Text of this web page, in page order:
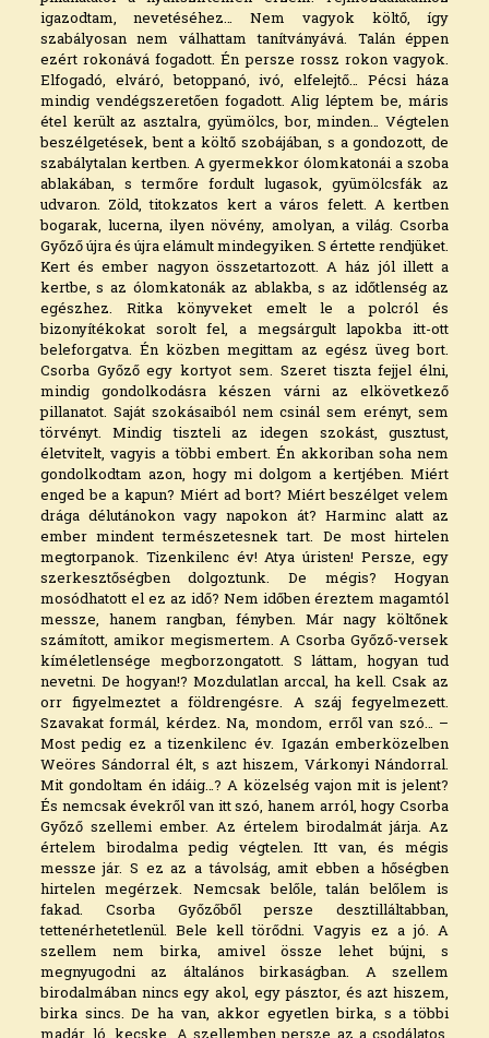
igazodtam, nevetéséhez… Nem vagyok költő, így
szabályosan nem válhattam tanítványává. Talán éppen
ezért rokonává fogadott. Én persze rossz rokon vagyok.
Elfogadó, elváró, betoppanó, ivó, elfelejtő… Pécsi háza
mindig vendégszeretően fogadott. Alig léptem be, máris
étel került az asztalra, gyümölcs, bor, minden… Végtelen
beszélgetések, bent a költő szobájában, s a gondozott, de
szabálytalan kertben. A gyermekkor ólomkatonái a szoba
ablakában, s termőre fordult lugasok, gyümölcsfák az
udvaron. Zöld, titokzatos kert a város felett. A kertben
bogarak, lucerna, ilyen növény, amolyan, a világ. Csorba
Győző újra és újra elámult mindegyiken. S értette rendjüket.
Kert és ember nagyon összetartozott. A ház jól illett a
kertbe, s az ólomkatonák az ablakba, s az időtlenség az
egészhez. Ritka könyveket emelt le a polcról és
bizonyítékokat sorolt fel, a megsárgult lapokba itt-ott
beleforgatva. Én közben megittam az egész üveg bort.
Csorba Győző egy kortyot sem. Szeret tiszta fejjel élni,
mindig gondolkodásra készen várni az elkövetkező
pillanatot. Saját szokásaiból nem csinál sem erényt, sem
törvényt. Mindig tiszteli az idegen szokást, gusztust,
életvitelt, vagyis a többi embert. Én akkoriban soha nem
gondolkodtam azon, hogy mi dolgom a kertjében. Miért
enged be a kapun? Miért ad bort? Miért beszélget velem
drága délutánokon vagy napokon át? Harminc alatt az
ember mindent természetesnek tart. De most hirtelen
megtorpanok. Tizenkilenc év! Atya úristen! Persze, egy
szerkesztőségben dolgoztunk. De mégis? Hogyan
mosódhatott el ez az idő? Nem időben éreztem magamtól
messze, hanem rangban, fényben. Már nagy költőnek
számított, amikor megismertem. A Csorba Győző-versek
kíméletlensége megborzongatott. S láttam, hogyan tud
nevetni. De hogyan!? Mozdulatlan arccal, ha kell. Csak az
orr figyelmeztet a földrengésre. A száj fegyelmezett.
Szavakat formál, kérdez. Na, mondom, erről van szó… –
Most pedig ez a tizenkilenc év. Igazán emberközelben
Weöres Sándorral élt, s azt hiszem, Várkonyi Nándorral.
Mit gondoltam én idáig…? A közelség vajon mit is jelent?
És nemcsak évekről van itt szó, hanem arról, hogy Csorba
Győző szellemi ember. Az értelem birodalmát járja. Az
értelem birodalma pedig végtelen. Itt van, és mégis
messze jár. S ez az a távolság, amit ebben a hőségben
hirtelen megérzek. Nemcsak belőle, talán belőlem is
fakad. Csorba Győzőből persze desztilláltabban,
tettenérhetetlenül. Bele kell törődni. Vagyis ez a jó. A
szellem nem birka, amivel össze lehet bújni, s
megnyugodni az általános birkaságban. A szellem
birodalmában nincs egy akol, egy pásztor, és azt hiszem,
birka sincs. De ha van, akkor egyetlen birka, s a többi
madár, ló, kecske. A szellemben persze az a csodálatos,